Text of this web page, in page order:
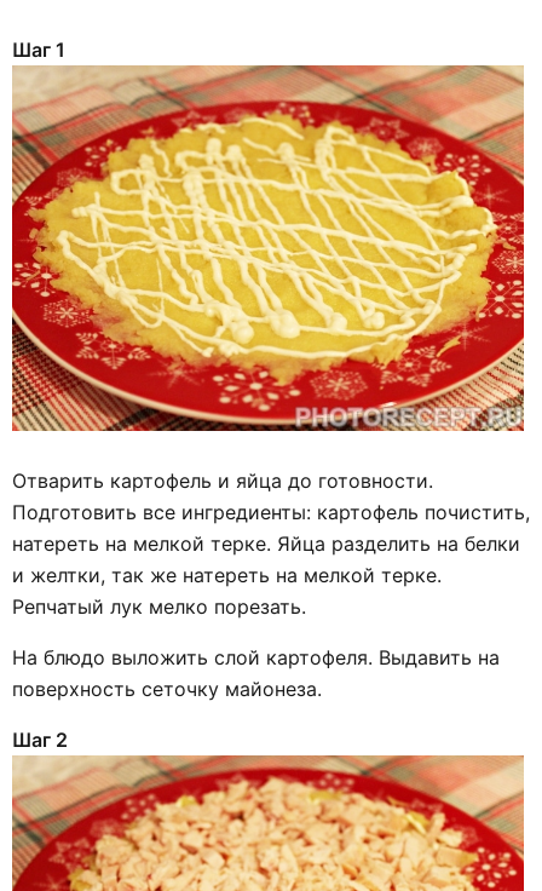
Шаг 1
Отварить картофель и яйца до готовности.
Подготовить все ингредиенты: картофель почистить,
натереть на мелкой терке. Яйца разделить на белки
и желтки, так же натереть на мелкой терке.
Репчатый лук мелко порезать.
На блюдо выложить слой картофеля. Выдавить на
поверхность сеточку майонеза.
Шаг 2